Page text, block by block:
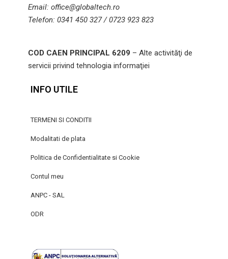
Email: office@globaltech.ro
Telefon: 0341 450 327 / 0723 923 823
COD CAEN PRINCIPAL 6209 – Alte activităţi de
servicii privind tehnologia informaţiei
INFO UTILE
TERMENI SI CONDITII
Modalitati de plata
Politica de Confidentialitate si Cookie
Contul meu
ANPC - SAL
ODR